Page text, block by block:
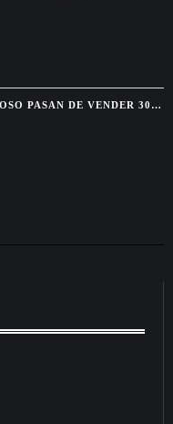
PASAN DE VENDER 300
FANS EN MÉXICO